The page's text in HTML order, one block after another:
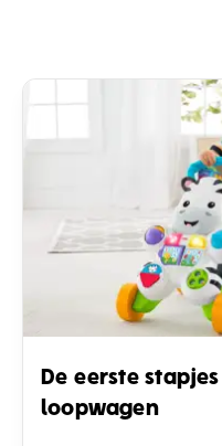
De eerste
loopwagen